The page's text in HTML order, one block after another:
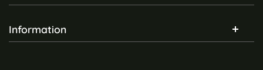
Information